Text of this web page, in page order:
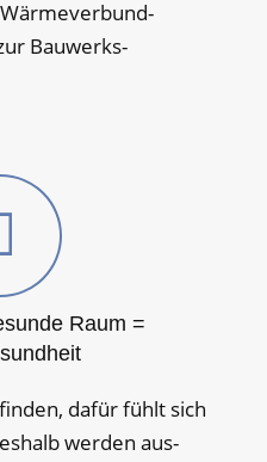
Bauwerks-
Raum =
dafür fühlt sich
werden aus­